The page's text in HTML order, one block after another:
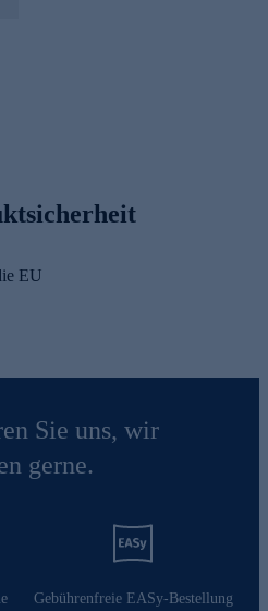
EU
Sie uns, wir
gerne.
Gebührenfreie EASy-Bestellung